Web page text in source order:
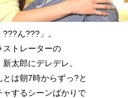
???ん???」。
ストレーターの
太郎にデレデレ。
とは朝7時からずっ?と
ャするシーンばかりで